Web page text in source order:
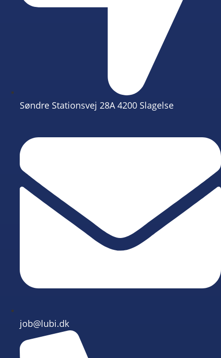
Søndre Stationsvej 28A 4200 Slagelse
job@lubi.dk